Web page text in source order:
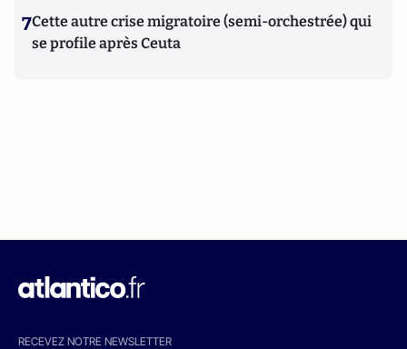
7Cette autre crise migratoire (semi-orchestrée) qui
se profile après Ceuta
RECEVEZ NOTRE NEWSLETTER